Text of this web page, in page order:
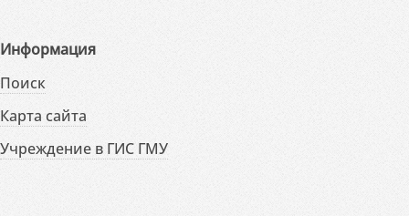
Информация
Поиск
Карта сайта
Учреждение в ГИС ГМУ